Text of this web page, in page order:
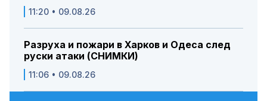
11:20 • 09.08.26
Разруха и пожари в Харков и Одеса след
руски атаки (СНИМКИ)
11:06 • 09.08.26